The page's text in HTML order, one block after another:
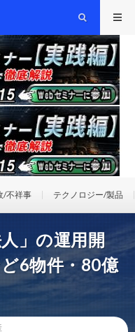
/不祥事 テクノロジー/製品
」の運用開
6物件・80億